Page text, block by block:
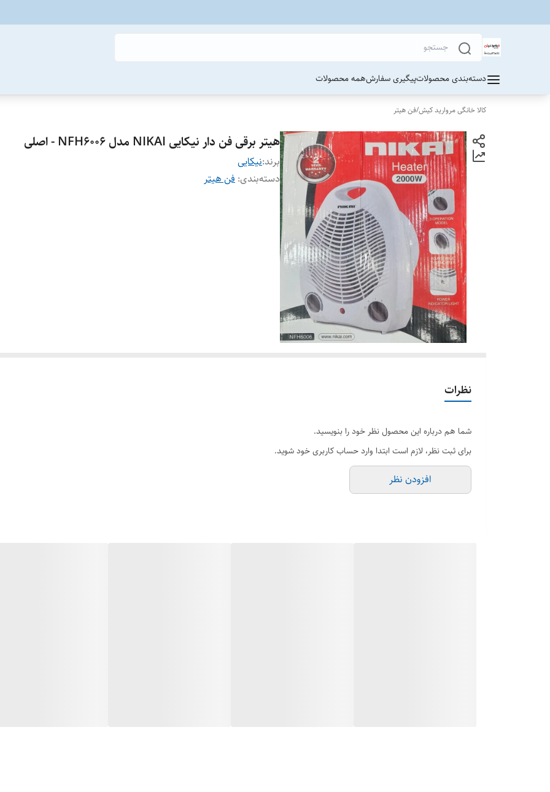
دسته‌بندی محصولاتپیگیری سفارشهمه محصولات
کالا خانگی مروارید کیش/فن هیتر
هیتر برقی فن دار نیکایی NIKAI مدل NFH6006 - اصلی
برند:نیکایی
دسته‌بندی: فن هیتر
نظرات
شما هم درباره این محصول نظر خود را بنویسید.
برای ثبت نظر، لازم است ابتدا وارد حساب کاربری خود شوید.
افزودن نظر